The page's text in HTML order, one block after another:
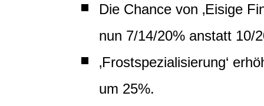
Die Chance von ‚Eisige
nun 7/14/20% anstatt 10/
‚Frostspezialisierung‘
um 25%.